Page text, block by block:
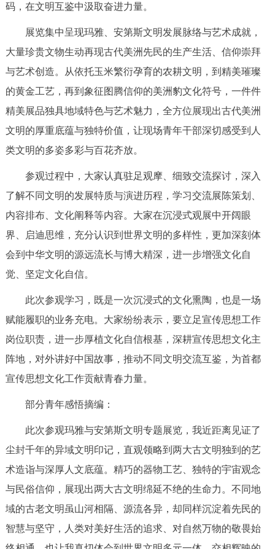
决策公开 专题公开
政务服务
个人服务 法人服务 部门服务
便民服务 利企服务 投资项目
政民互动
参与调查 在线访谈 图说互动
走进北京
北京概况 十六区概览 人文北京
绿色北京 图说北京 视频北京
ENGLISH
DEUTSCH FRANÇAIS
ESPAÑOL العربية PORTUGUÊS
ITALIANO
码，在文明互鉴中汲取奋进力量。
展览集中呈现玛雅、安第斯文明发展脉络与艺术成就，
大量珍贵文物生动再现古代美洲先民的生产生活、信仰崇拜
与艺术创造。从依托玉米繁衍孕育的农耕文明，到精美璀璨
的黄金工艺，再到象征图腾信仰的美洲豹文化符号，一件件
精美展品独具地域特色与艺术魅力，全方位展现出古代美洲
文明的厚重底蕴与独特价值，让现场青年干部深切感受到人
类文明的多姿多彩与百花齐放。
参观过程中，大家认真驻足观摩、细致交流探讨，深入
了解不同文明的发展特质与演进历程，学习交流展陈策划、
内容排布、文化阐释等内容。大家在沉浸式观展中开阔眼
界、启迪思维，充分认识到世界文明的多样性，更加深刻体
会到中华文明的源远流长与博大精深，进一步增强文化自
觉、坚定文化自信。
此次参观学习，既是一次沉浸式的文化熏陶，也是一场
赋能履职的业务充电。大家纷纷表示，要立足宣传思想工作
岗位职责，进一步厚植文化自信根基，深耕宣传思想文化主
阵地，对外讲好中国故事，推动不同文明交流互鉴，为首都
宣传思想文化工作贡献青春力量。
部分青年感悟摘编：
此次参观玛雅与安第斯文明专题展览，我近距离见证了
尘封千年的异域文明印记，直观领略到两大古文明独到的艺
术造诣与深厚人文底蕴。精巧的器物工艺、独特的宇宙观念
与民俗信仰，展现出两大古文明绵延不绝的生命力。不同地
域的古老文明虽山河相隔、源流各异，却同样沉淀着先民的
智慧与坚守，人类对美好生活的追求、对自然万物的敬畏始